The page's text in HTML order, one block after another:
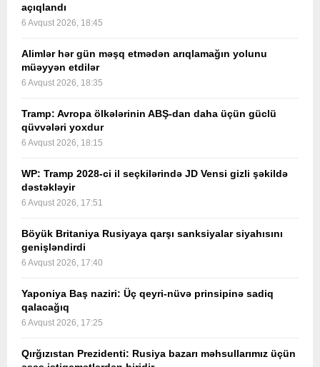
açıqlandı
6 Avqust 2026, 18:45
Alimlər hər gün məşq etmədən arıqlamağın yolunu
müəyyən etdilər
6 Avqust 2026, 18:35
Tramp: Avropa ölkələrinin ABŞ-dan daha üçün güclü
qüvvələri yoxdur
6 Avqust 2026, 18:15
WP: Tramp 2028-ci il seçkilərində JD Vensi gizli şəkildə
dəstəkləyir
6 Avqust 2026, 17:51
Böyük Britaniya Rusiyaya qarşı sanksiyalar siyahısını
genişləndirdi
6 Avqust 2026, 17:40
Yaponiya Baş naziri: Üç qeyri-nüvə prinsipinə sadiq
qalacağıq
6 Avqust 2026, 17:25
Qırğızıstan Prezidenti: Rusiya bazarı məhsullarımız üçün